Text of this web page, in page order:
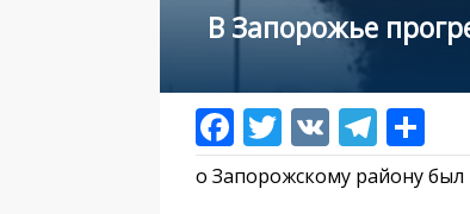
В Запорожье
о Запорожскому району был